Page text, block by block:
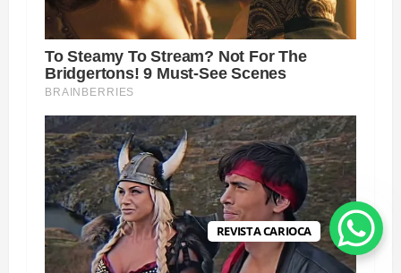
REVISTA CARIOCA